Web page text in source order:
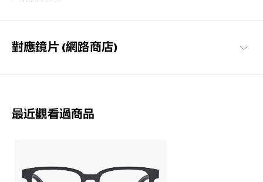
對應鏡片 (網路商店)
最近觀看過商品